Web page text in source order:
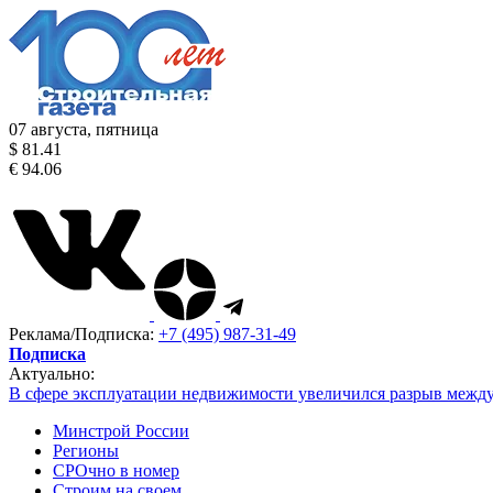
07 августа, пятница
$ 81.41
€ 94.06
Реклама/Подписка: +7 (495) 987-31-49
Подписка
Актуально:
В сфере эксплуатации недвижимости увеличился разрыв
Минстрой России
Регионы
СРОчно в номер